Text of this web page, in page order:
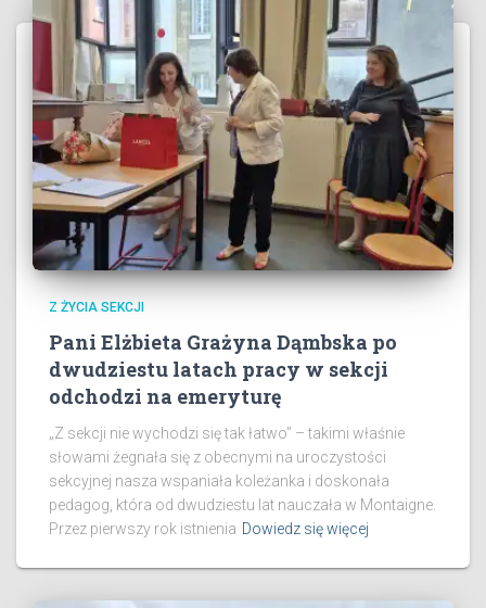
Z ŻYCIA SEKCJI
Pani Elżbieta Grażyna Dąmbska po
dwudziestu latach pracy w sekcji
odchodzi na emeryturę
„Z sekcji nie wychodzi się tak łatwo” – takimi właśnie
słowami żegnała się z obecnymi na uroczystości
sekcyjnej nasza wspaniała koleżanka i doskonała
pedagog, która od dwudziestu lat nauczała w Montaigne.
​Przez pierwszy rok istnienia Dowiedz się więcej